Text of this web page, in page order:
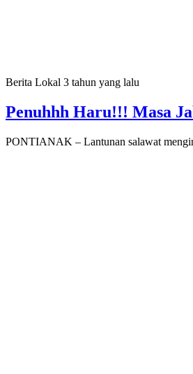
Berita Lokal 3 tahun yang lalu
Penuhhh Haru!!! Masa
PONTIANAK – Lantunan salawat